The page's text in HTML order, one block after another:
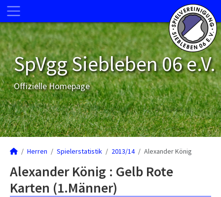
SpVgg Siebleben 06 e.V.
Offizielle Homepage
Herren Spielerstatistik 2013/14 Alexander König
Alexander König : Gelb Rote
Karten (1.Männer)